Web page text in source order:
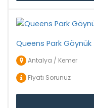
Queens Park Göynük
Antalya / Kemer
Fiyatı Sorunuz